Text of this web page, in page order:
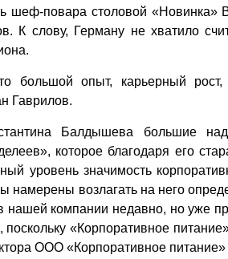
шеф-повара столовой «Новинка»
К слову, Герману не хватило
большой опыт, карьерный
Гаврилов.
Балдышева большие
которое благодаря его
уровень значимость
возлагать на него
нашей компании недавно, но уже
«Корпоративное
ООО «Корпоративное